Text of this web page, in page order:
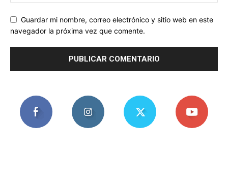
Guardar mi nombre, correo electrónico y sitio web en este
navegador la próxima vez que comente.